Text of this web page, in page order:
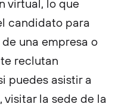
virtual, lo que
candidato para
una empresa o
reclutan
puedes asistir a
visitar la sede de la